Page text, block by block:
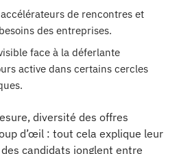
de rencontres et
des entreprises.
face à la déferlante
active dans certains cercles
diversité des offres
d’œil : tout cela explique leur
candidats jonglent entre